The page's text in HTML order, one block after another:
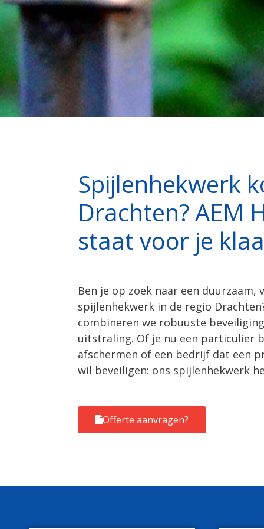
Spijlenhekwerk
Drachten? AEM
staat voor je
Ben je op zoek naar een duurzaam,
spijlenhekwerk in de regio
combineren we robuuste
uitstraling. Of je nu een particulier
afschermen of een bedrijf dat een
wil beveiligen: ons spijlenhekwerk
Offerte aanvragen?